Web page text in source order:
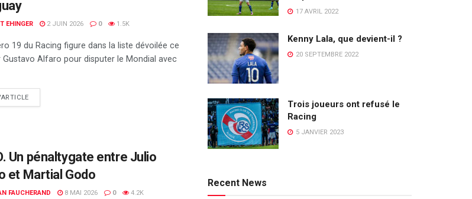
EHINGER 2 JUIN 2026 0 1.5K
19 du Racing figure dans la liste dévoilée ce
Gustavo Alfaro pour disputer le Mondial avec
DETAILS
Un pénaltygate entre Julio
et Martial Godo
FAUCHERAND 8 MAI 2026 0 4.2K
17 AVRIL 2022
Kenny Lala, que devient-il ?
20 SEPTEMBRE 2022
Trois joueurs ont refusé le
Racing
5 JANVIER 2023
Recent News